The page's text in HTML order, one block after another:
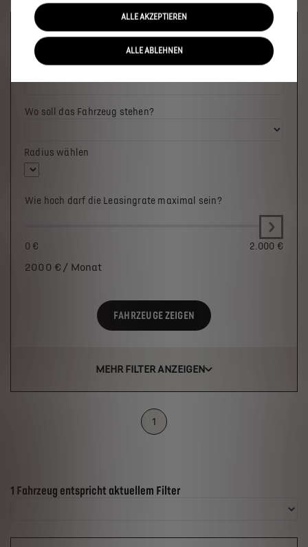
Welches Fahrzeug möchten Sie?
Wo soll das Fahrzeug stehen?
Radius wählen
Wie hoch darf die Leasingrate maximal sein?
0 € 2.000 €
2000 € / Monat
FAHRZEUGE ZEIGEN
MEHR FILTER ANZEIGEN
1
Suchergebnisse
1 Fahrzeug entspricht aktuellem Filter
ALLE AKZEPTIEREN
ALLE ABLEHNEN